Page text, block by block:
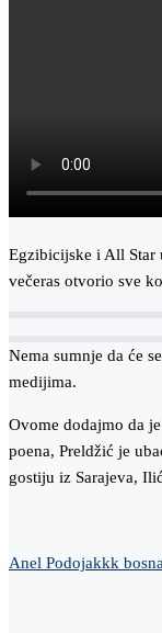
Egzibicijske i All Star
večeras otvorio sve
Nema sumnje da će
medijima.
Ovome dodajmo da
poena, Preldžić je
gostiju iz Sarajeva,
Anel Podojakkk